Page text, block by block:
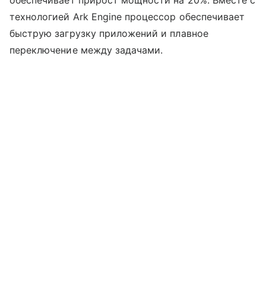
технологией Ark Engine процессор обеспечивает
быструю загрузку приложений и плавное
переключение между задачами.